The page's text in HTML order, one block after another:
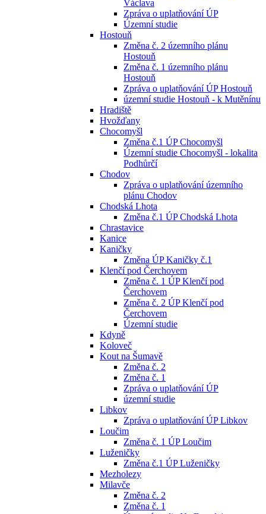
Václava
Zpráva o uplatňování ÚP
Územní studie
Hostouň
Změna č. 2 územního plánu
Hostouň
Změna č. 1 územního plánu
Hostouň
Zpráva o uplatňování ÚP Hostouň
územní studie Hostouň - k Mutěnínu
Hradiště
Hvožďany
Chocomyšl
Změna č.1 ÚP Chocomyšl
Územní studie Chocomyšl - lokalita
Podhůrčí
Chodov
Zpráva o uplatňování územního
plánu Chodov
Chodská Lhota
Změna č.1 ÚP Chodská Lhota
Chrastavice
Kanice
Kaničky
Změna ÚP Kaničky č.1
Klenčí pod Čerchovem
Změna č. 1 ÚP Klenčí pod
Čerchovem
Změna č. 2 ÚP Klenčí pod
Čerchovem
Územní studie
Kdyně
Koloveč
Kout na Šumavě
Změna č. 2
Změna č. 1
Zpráva o uplatňování ÚP
územní studie
Libkov
Zpráva o uplatňování ÚP Libkov
Loučim
Změna č. 1 ÚP Loučim
Luženičky
Změna č.1 ÚP Luženičky
Mezholezy
Milavče
Změna č. 2
Změna č. 1